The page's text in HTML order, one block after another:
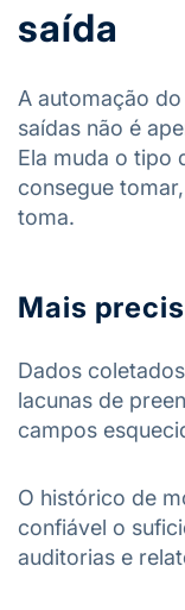
saída
A automação
saídas não é
Ela muda o tipo
consegue
toma.
Mais
Dados
lacunas de
campos
O histórico de
confiável o
auditorias e